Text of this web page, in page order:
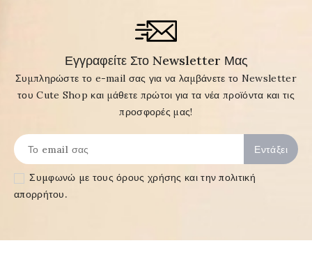
Εγγραφείτε Στο Newsletter Μας
Συμπληρώστε το e-mail σας για να λαμβάνετε το Newsletter
του Cute Shop και μάθετε πρώτοι για τα νέα προϊόντα και τις
προσφορές μας!
Συμφωνώ με τουςόρους χρήσης και την πολιτική
απορρήτου.